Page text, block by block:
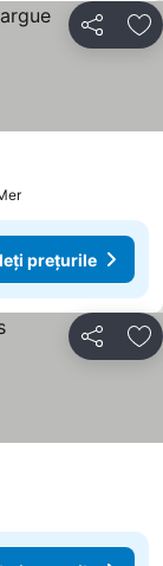
Distribuiți
prețurile
Distribuiți